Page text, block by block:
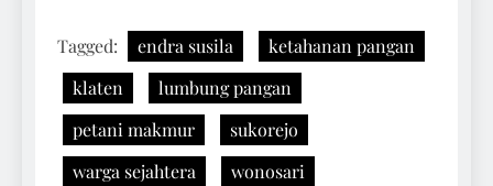
Tagged: endra susila
ketahanan pangan
klaten
lumbung pangan
petani makmur
sukorejo
warga sejahtera
wonosari